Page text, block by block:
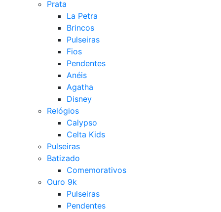
Prata
La Petra
Brincos
Pulseiras
Fios
Pendentes
Anéis
Agatha
Disney
Relógios
Calypso
Celta Kids
Pulseiras
Batizado
Comemorativos
Ouro 9k
Pulseiras
Pendentes